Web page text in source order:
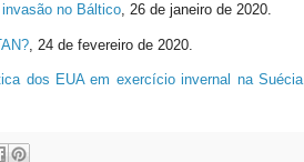
no Báltico, 26 de janeiro de 2020.
24 de fevereiro de 2020.
dos EUA em exercício invernal na Suécia,